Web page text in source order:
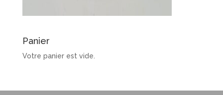
Panier
Votre panier est vide.